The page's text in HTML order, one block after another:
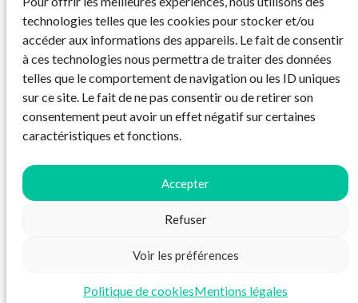
technologies telles que les cookies pour stocker et/ou
accéder aux informations des appareils. Le fait de consentir
à ces technologies nous permettra de traiter des données
telles que le comportement de navigation ou les ID uniques
sur ce site. Le fait de ne pas consentir ou de retirer son
consentement peut avoir un effet négatif sur certaines
caractéristiques et fonctions.
Accepter
Refuser
Voir les préférences
Politique de cookiesMentions légales
Vols pas chers pour le Kirghizistan depuis
la Belgique
Au départ de Charleroi